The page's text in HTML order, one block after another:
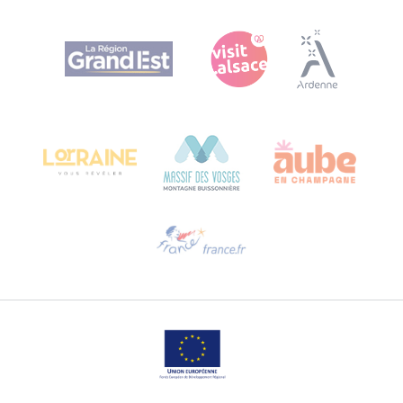
Agence Régionale du Tourisme Grand Est
Bureau de Colmar (hoofdkantoor)
Stuur ons een e-mail